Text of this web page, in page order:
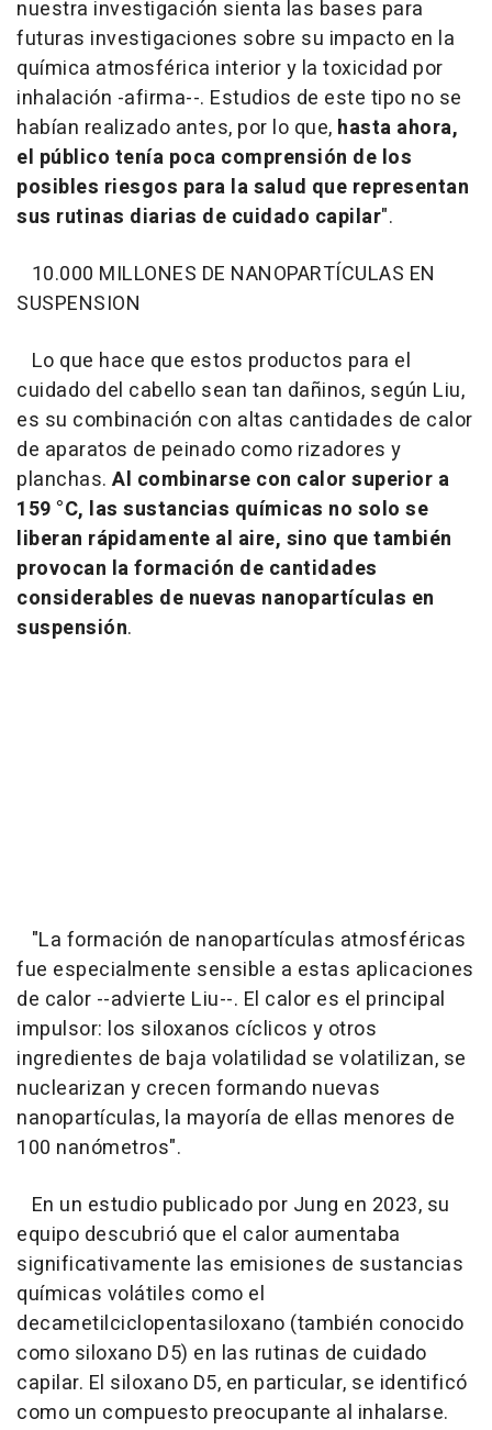
nuestra investigación sienta las bases para
futuras investigaciones sobre su impacto en la
química atmosférica interior y la toxicidad por
inhalación -afirma--. Estudios de este tipo no se
habían realizado antes, por lo que, hasta ahora,
el público tenía poca comprensión de los
posibles riesgos para la salud que representan
sus rutinas diarias de cuidado capilar".
10.000 MILLONES DE NANOPARTÍCULAS EN
SUSPENSION
Lo que hace que estos productos para el
cuidado del cabello sean tan dañinos, según Liu,
es su combinación con altas cantidades de calor
de aparatos de peinado como rizadores y
planchas. Al combinarse con calor superior a
159 °C, las sustancias químicas no solo se
liberan rápidamente al aire, sino que también
provocan la formación de cantidades
considerables de nuevas nanopartículas en
suspensión.
"La formación de nanopartículas atmosféricas
fue especialmente sensible a estas aplicaciones
de calor --advierte Liu--. El calor es el principal
impulsor: los siloxanos cíclicos y otros
ingredientes de baja volatilidad se volatilizan, se
nuclearizan y crecen formando nuevas
nanopartículas, la mayoría de ellas menores de
100 nanómetros".
En un estudio publicado por Jung en 2023, su
equipo descubrió que el calor aumentaba
significativamente las emisiones de sustancias
químicas volátiles como el
decametilciclopentasiloxano (también conocido
como siloxano D5) en las rutinas de cuidado
capilar. El siloxano D5, en particular, se identificó
como un compuesto preocupante al inhalarse.